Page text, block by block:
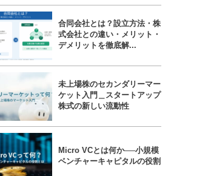
合同会社とは？設立方法・株
式会社との違い・メリット・
デメリットを徹底解...
未上場株のセカンダリーマー
ケット入門＿スタートアップ
株式の新しい流動性
Micro VCとは何か──小規模
ベンチャーキャピタルの役割